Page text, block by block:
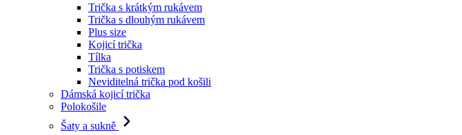
Trička s krátkým rukávem
Trička s dlouhým rukávem
Plus size
Kojicí trička
Tílka
Trička s potiskem
Neviditelná trička pod košili
Dámská kojicí trička
Polokošile
Šaty a sukně